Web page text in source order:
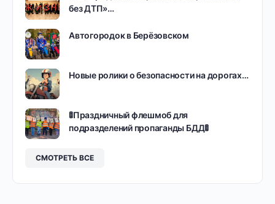
без ДТП»…
Автогородок в Берёзовском
Новые ролики о безопасности на дорогах…
🚦Праздничный флешмоб для
подразделений пропаганды БДД🚦
СМОТРЕТЬ ВСЕ